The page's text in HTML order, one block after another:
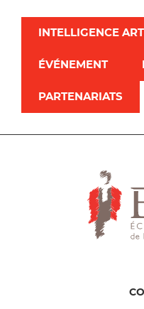
INTELLIGENCE
ÉVÉNEMENT
PARTENARIATS